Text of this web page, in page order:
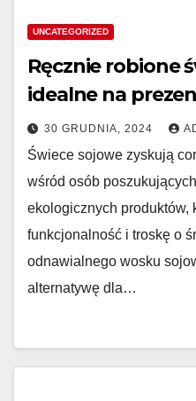
UNCATEGORIZED
Ręcznie robione
idealne na
30 GRUDNIA, 2024
Świece sojowe zyskują
wśród osób
ekologicznych produktów,
funkcjonalność i troskę o
odnawialnego wosku
alternatywę dla…